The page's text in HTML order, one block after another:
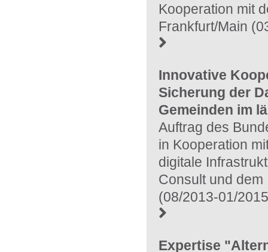
Kooperation mit
Frankfurt/Main
Innovative
Sicherung der
Gemeinden im
Auftrag des
in Kooperation
digitale
Consult und dem
(08/2013-01/
Expertise